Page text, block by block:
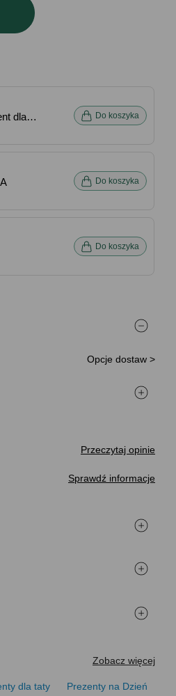
dla
Do koszyka
Do koszyka
Do koszyka
Opcje dostaw >
Przeczytaj opinie
Sprawdź informacje
Zobacz więcej
dla taty
Prezenty na Dzień